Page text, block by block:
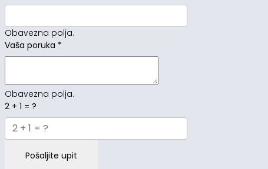
Obavezna polja.
Vaša poruka *
Obavezna polja.
2 + 1 = ?
Pošaljite upit